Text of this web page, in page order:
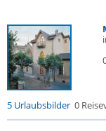
5 Urlaubsbilder 0